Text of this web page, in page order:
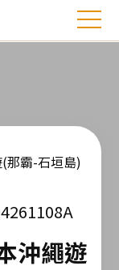
那霸-石垣島)
沖繩遊